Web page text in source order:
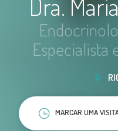
Especialista
MARCAR UMA